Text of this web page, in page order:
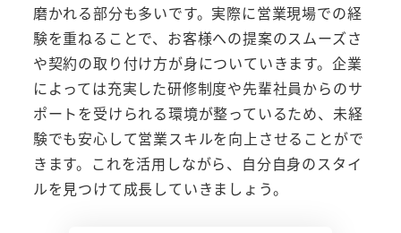
磨かれる部分も多いです。実際に営業現場での経
験を重ねることで、お客様への提案のスムーズさ
や契約の取り付け方が身についていきます。企業
によっては充実した研修制度や先輩社員からのサ
ポートを受けられる環境が整っているため、未経
験でも安心して営業スキルを向上させることがで
きます。これを活用しながら、自分自身のスタイ
ルを見つけて成長していきましょう。